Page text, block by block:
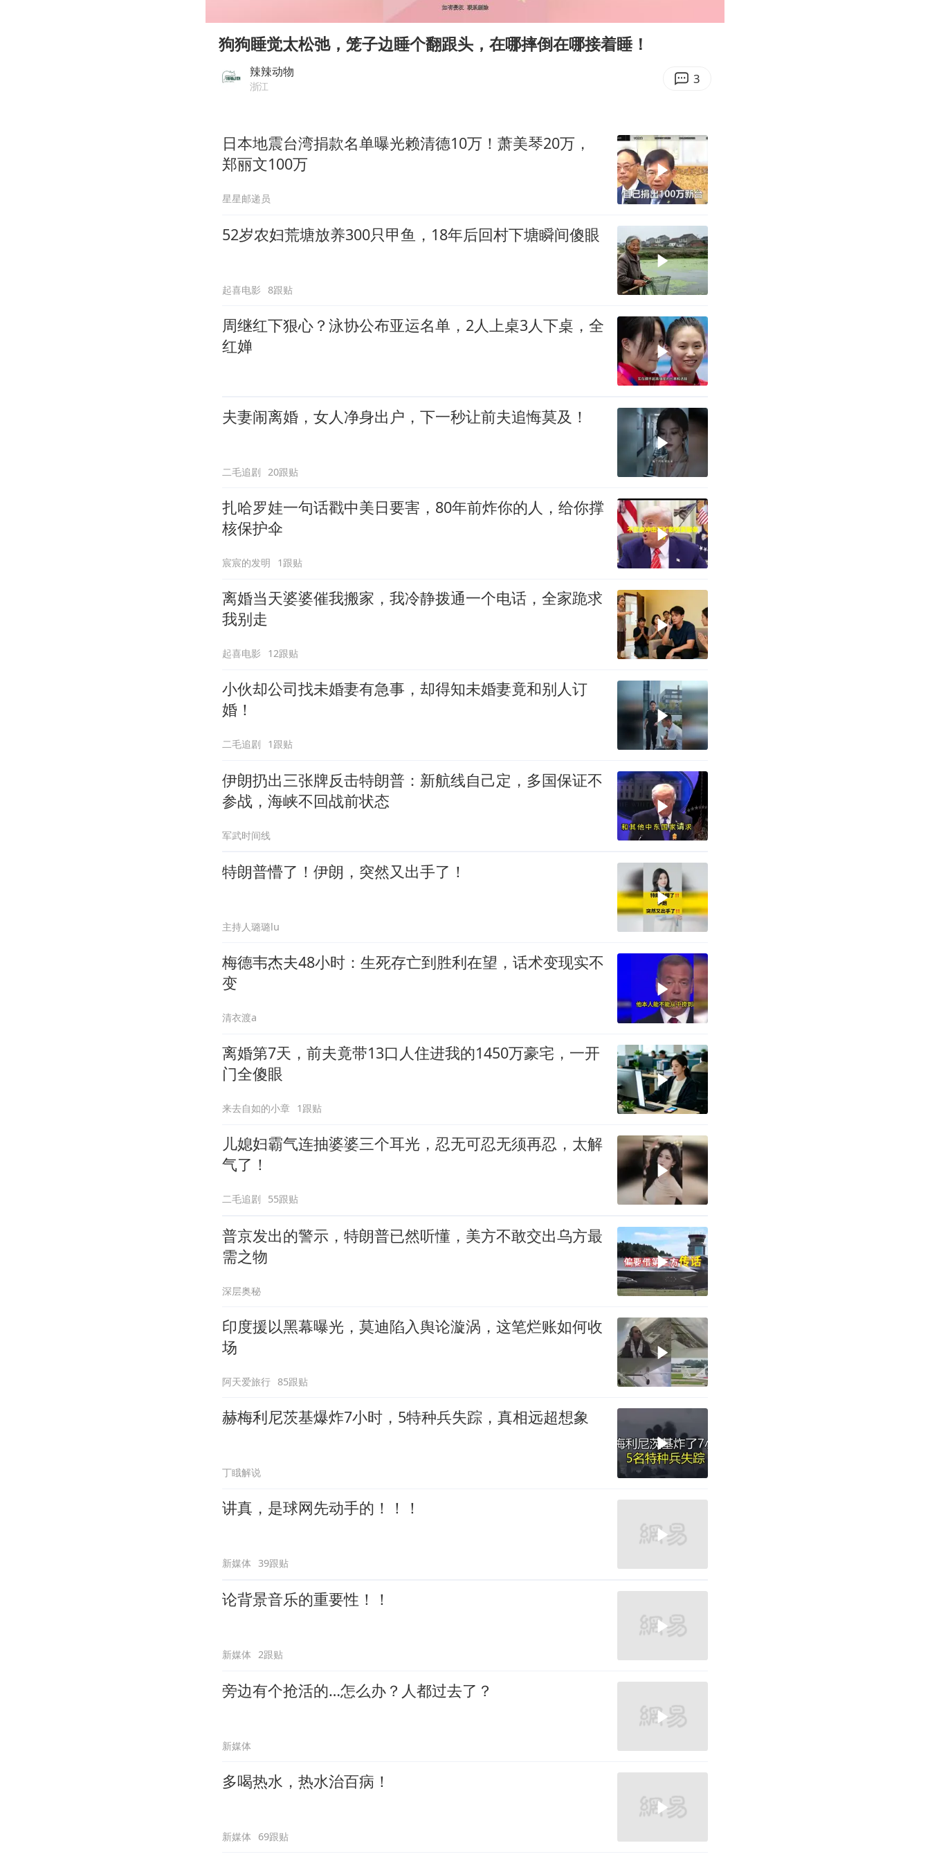
国乒男单横滨冠军赛全军覆没
38岁演员求职万岁山NPC成功
胡彦斌韩磊 谁帮谁
狗狗睡觉太松弛，笼子边睡个翻跟头，在哪摔倒在哪接着睡！
辣辣动物
浙江 3
日本地震台湾捐款名单曝光赖清德10万！萧美琴20万，
郑丽文100万
星星邮递员
52岁农妇荒塘放养300只甲鱼，18年后回村下塘瞬间傻眼
起喜电影 8跟贴
周继红下狠心？泳协公布亚运名单，2人上桌3人下桌，全
红婵
夫妻闹离婚，女人净身出户，下一秒让前夫追悔莫及！
二毛追剧 20跟贴
扎哈罗娃一句话戳中美日要害，80年前炸你的人，给你撑
核保护伞
宸宸的发明 1跟贴
离婚当天婆婆催我搬家，我冷静拨通一个电话，全家跪求
我别走
起喜电影 12跟贴
小伙却公司找未婚妻有急事，却得知未婚妻竟和别人订
婚！
二毛追剧 1跟贴
伊朗扔出三张牌反击特朗普：新航线自己定，多国保证不
参战，海峡不回战前状态
军武时间线
特朗普懵了！伊朗，突然又出手了！
主持人璐璐lu
梅德韦杰夫48小时：生死存亡到胜利在望，话术变现实不
变
清衣渡a
离婚第7天，前夫竟带13口人住进我的1450万豪宅，一开
门全傻眼
来去自如的小章 1跟贴
儿媳妇霸气连抽婆婆三个耳光，忍无可忍无须再忍，太解
气了！
二毛追剧 55跟贴
普京发出的警示，特朗普已然听懂，美方不敢交出乌方最
需之物
深层奥秘
印度援以黑幕曝光，莫迪陷入舆论漩涡，这笔烂账如何收
场
阿天爱旅行 85跟贴
赫梅利尼茨基爆炸7小时，5特种兵失踪，真相远超想象
丁睋解说
讲真，是球网先动手的！！！
新媒体 39跟贴
论背景音乐的重要性！！
新媒体 2跟贴
旁边有个抢活的…怎么办？人都过去了？
新媒体
多喝热水，热水治百病！
新媒体 69跟贴